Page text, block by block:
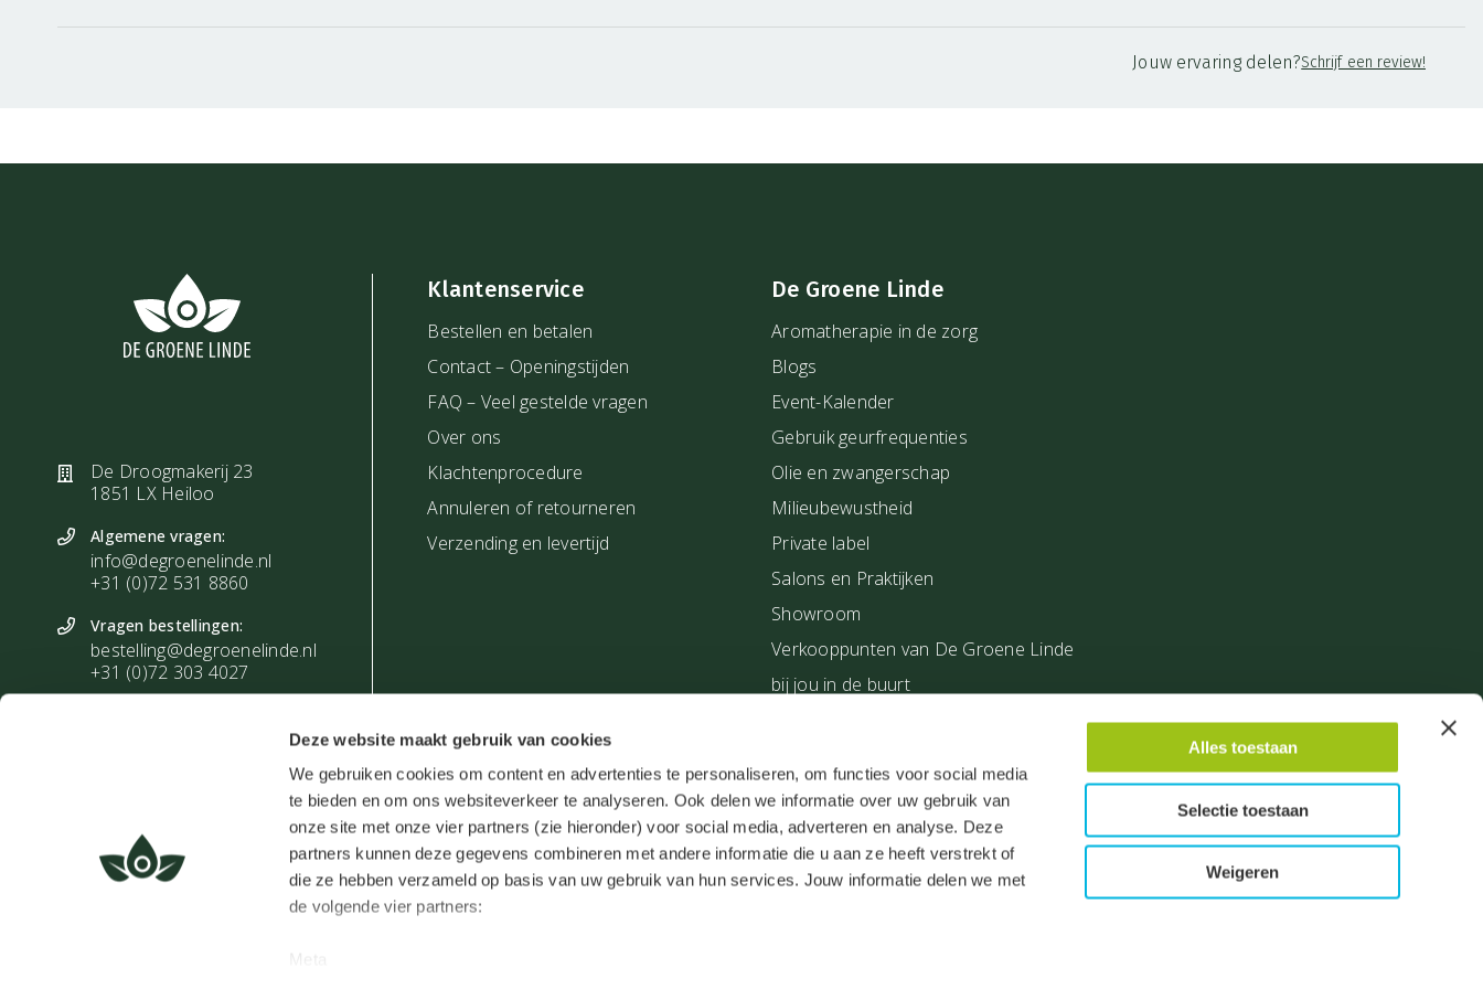
Deze website maakt gebruik van cookies
We gebruiken cookies om content en advertenties te personaliseren, om functies voor social media
te bieden en om ons websiteverkeer te analyseren. Ook delen we informatie over uw gebruik van
onze site met onze vier partners (zie hieronder) voor social media, adverteren en analyse. Deze
partners kunnen deze gegevens combineren met andere informatie die u aan ze heeft verstrekt of
die ze hebben verzameld op basis van uw gebruik van hun services. Jouw informatie delen we met
de volgende vier partners:
Alles toestaan
Selectie toestaan
Weigeren
Is jouw baby jonger? Kijk dan eens naar deBabytools. Wil je meer lezen over
Jouw ervaring delen?Schrijf een review!
De Droogmakerij 23
1851 LX Heiloo
Algemene vragen:
info@degroenelinde.nl
+31 (0)72 531 8860
Vragen bestellingen:
bestelling@degroenelinde.nl
+31 (0)72 303 4027
zakelijk@degroenelinde.nl
Klantenservice
Bestellen en betalen
Contact – Openingstijden
FAQ – Veel gestelde vragen
Over ons
Klachtenprocedure
Annuleren of retourneren
Verzending en levertijd
De Groene Linde
Aromatherapie in de zorg
Blogs
Event-Kalender
Gebruik geurfrequenties
Olie en zwangerschap
Milieubewustheid
Private label
Salons en Praktijken
Showroom
Verkooppunten van De Groene Linde
bij jou in de buurt